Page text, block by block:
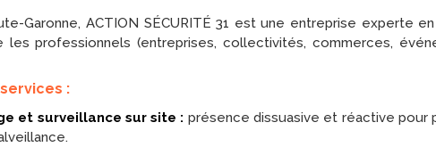
Garonne, ACTION SÉCURITÉ 31 est une entreprise experte
les professionnels (entreprises, collectivités, commerces,
:
et surveillance sur site : présence dissuasive et réactive